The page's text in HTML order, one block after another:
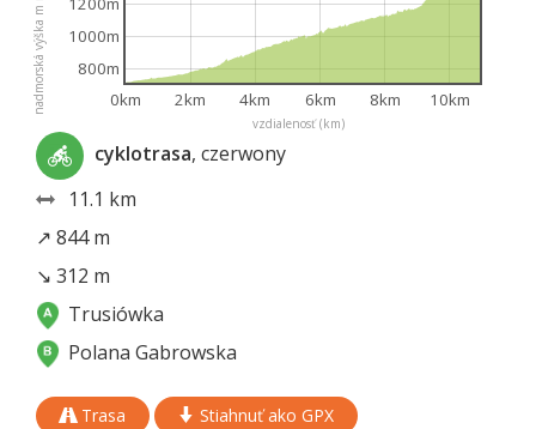
vzdialenosť (km)
nadmorská výška m n. m. 0km 2km 4km 6km 8km 10km
800m
1000m
cyklotrasa, czerwony
11.1 km
↗ 844 m
↘ 312 m
Trusiówka
Polana Gabrowska
Trasa
Stiahnuť ako GPX